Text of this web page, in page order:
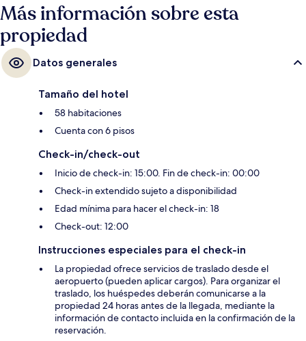
Más información sobre esta
propiedad
Datos generales
Tamaño del hotel
58 habitaciones
Cuenta con 6 pisos
Check-in/check-out
Inicio de check-in: 15:00. Fin de check-in: 00:00
Check-in extendido sujeto a disponibilidad
Edad mínima para hacer el check-in: 18
Check-out: 12:00
Instrucciones especiales para el check-in
La propiedad ofrece servicios de traslado desde el
aeropuerto (pueden aplicar cargos). Para organizar el
traslado, los huéspedes deberán comunicarse a la
propiedad 24 horas antes de la llegada, mediante la
información de contacto incluida en la confirmación de la
reservación.